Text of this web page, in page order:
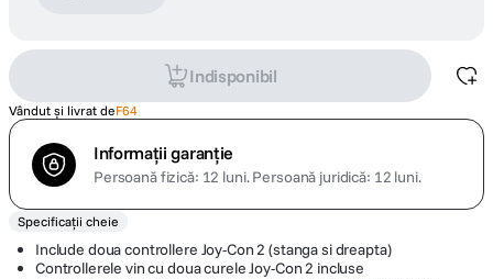
Indisponibil
Vândut și livrat deF64
Informații garanție
Persoană fizică: 12 luni.Persoană juridică: 12 luni.
Specificații cheie
Include doua controllere Joy-Con 2 (stanga si dreapta)
Controllerele vin cu doua curele Joy-Con 2 incluse